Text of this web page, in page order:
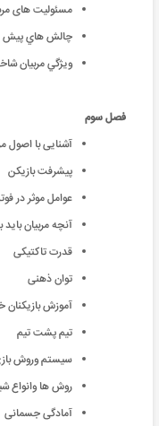
مسئولیت های
چالش هاي پيش
ويژگي مربيان
فصل سوم
آشنایی با
پیشرفت
عوامل موثر در
آنچه مربیان
قدرت تاکتیکی
توان ذهنی
آموزش
تیم پشت تیم
سیستم وروش
روش ها
آمادگی